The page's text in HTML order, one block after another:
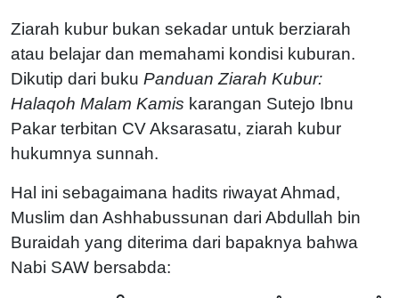
Ziarah kubur bukan sekadar untuk berziarah
atau belajar dan memahami kondisi kuburan.
Dikutip dari buku Panduan Ziarah Kubur:
Halaqoh Malam Kamis karangan Sutejo Ibnu
Pakar terbitan CV Aksarasatu, ziarah kubur
hukumnya sunnah.
Hal ini sebagaimana hadits riwayat Ahmad,
Muslim dan Ashhabussunan dari Abdullah bin
Buraidah yang diterima dari bapaknya bahwa
Nabi SAW bersabda: